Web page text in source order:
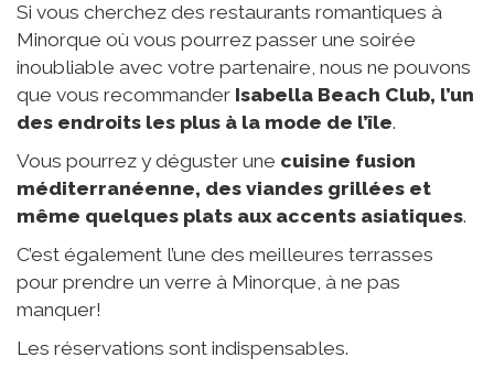
Si vous cherchez des restaurants romantiques à
Minorque où vous pourrez passer une soirée
inoubliable avec votre partenaire, nous ne pouvons
que vous recommander Isabella Beach Club, l’un
des endroits les plus à la mode de l’île.
Vous pourrez y déguster une cuisine fusion
méditerranéenne, des viandes grillées et
même quelques plats aux accents asiatiques.
C’est également l’une des meilleures terrasses
pour prendre un verre à Minorque, à ne pas
manquer!
Les réservations sont indispensables.